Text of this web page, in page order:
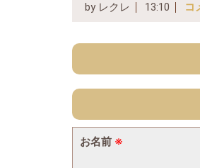
by レクレ 13:10 コ
お名前 ※